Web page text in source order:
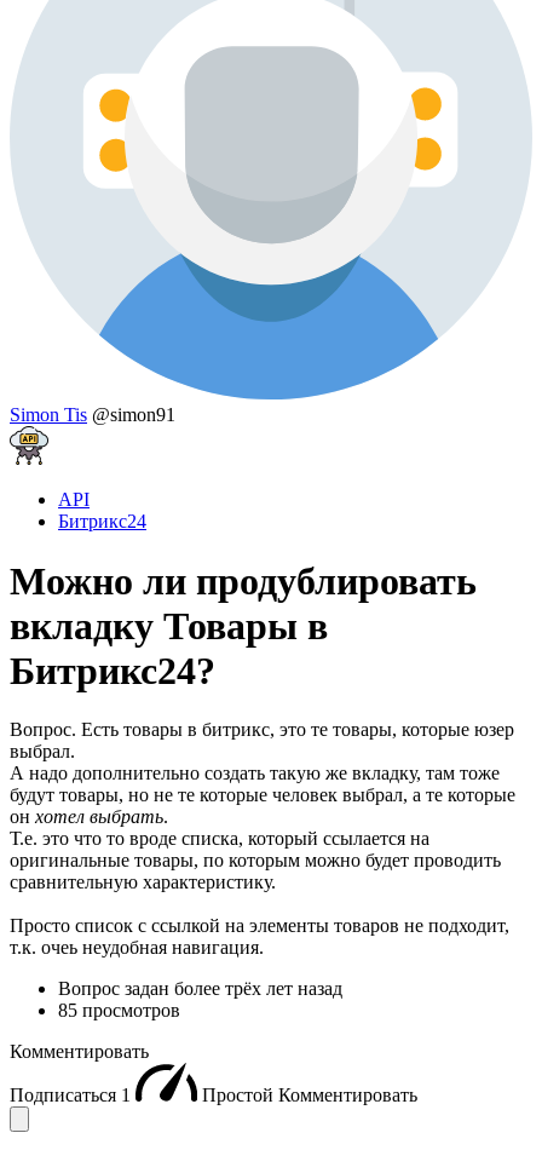
Simon Tis @simon91
API
Битрикс24
Можно ли продублировать
вкладку Товары в
Битрикс24?
Вопрос. Есть товары в битрикс, это те товары, которые юзер
выбрал.
А надо дополнительно создать такую же вкладку, там тоже
будут товары, но не те которые человек выбрал, а те которые
он хотел выбрать.
Т.е. это что то вроде списка, который ссылается на
оригинальные товары, по которым можно будет проводить
сравнительную характеристику.
Просто список с ссылкой на элементы товаров не подходит,
т.к. очеь неудобная навигация.
Вопрос задан более трёх лет назад
85 просмотров
Комментировать
Подписаться 1 Простой Комментировать